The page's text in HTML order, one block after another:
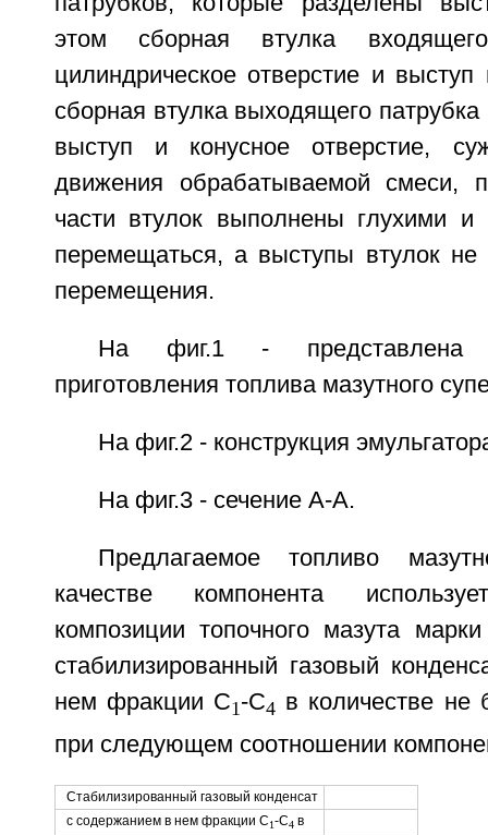
этом сборная втулка
цилиндрическое отверстие и
сборная втулка выходящего
выступ и конусное отверстие,
движения обрабатываемой смеси,
части втулок выполнены глухими и
перемещаться, а выступы втулок
перемещения.
На фиг.1 - представлена
приготовления топлива мазутного
На фиг.2 - конструкция
На фиг.3 - сечение А-А.
Предлагаемое топливо
качестве компонента
композиции топочного мазута
стабилизированный газовый
нем фракции C1 -C4 в количестве не
при следующем соотношении
Стабилизированный газовый конденсат
с содержанием в нем фракции C1-C4 в